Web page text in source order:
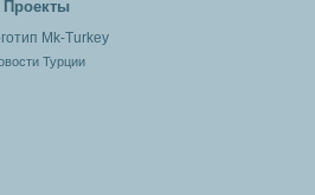
Проекты
Турции